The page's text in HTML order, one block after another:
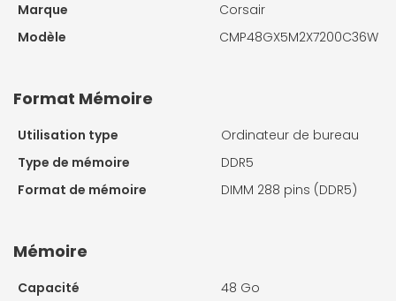
Marque
Corsair
Modèle
CMP48GX5M2X7200C36W
Format Mémoire
Utilisation type
Ordinateur de bureau
Type de mémoire
DDR5
Format de mémoire
DIMM 288 pins (DDR5)
Mémoire
Capacité
48 Go